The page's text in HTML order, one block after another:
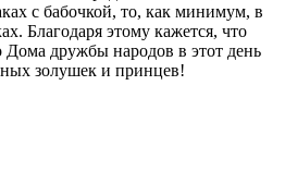
с бабочкой, то, как минимум, в
Благодаря этому кажется, что
дружбы народов в этот день
золушек и принцев!